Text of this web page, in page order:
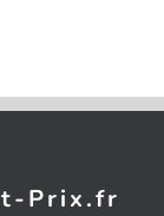
Prix.fr